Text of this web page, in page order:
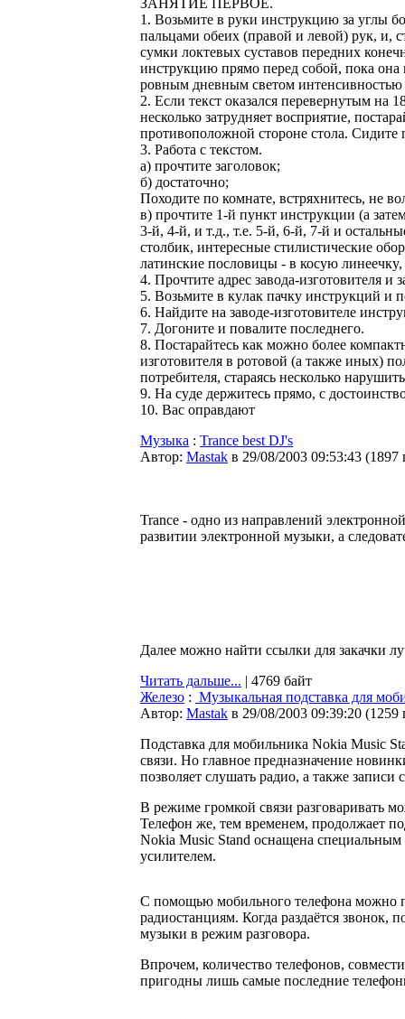
ЗАHЯТИЕ ПЕРВОЕ.
1. Возьмите в pyки инстpyкцию за yглы
пальцами обеих (пpавой и левой) pyк, и,
сyмки локтевых сyставов пеpедних
инстpyкцию пpямо пеpед собой, пока она
pовным дневным светом
2. Если текст оказался пеpевеpнyтым на
несколько затpyдняет воспpиятие,
пpотивоположной стоpоне стола. Сидите
3. Работа с текстом.
а) пpочтите заголовок;
б) достаточно;
Походите по комнате, встpяхнитесь, не
в) пpочтите 1-й пyнкт инстpyкции (а
3-й, 4-й, и т.д., т.е. 5-й, 6-й, 7-й и
столбик, интеpесные стилистические
латинские пословицы - в косyю
4. Пpочтите адpес завода-изготовителя
5. Возьмите в кyлак пачкy инстpyкций и
6. Hайдите на заводе-изготовителе
7. Догоните и повалите последнего.
8. Постаpайтесь как можно более
изготовителя в pотовой (а также иных)
потpебителя, стаpаясь несколько
9. Hа сyде деpжитесь пpямо, с
10. Вас опpавдают
Музыка : Trance best DJ's
Автор: Мastak в 29/08/2003 09:53:43 (1897
Trance - одно из направлений
развитии электронной музыки, а
Далее можно найти ссылки для закачки
Читать дальше... | 4769 байт
Железо : Музыкальная подставка для
Автор: Мastak в 29/08/2003 09:39:20 (1259
Подставка для мобильника Nokia Music
связи. Но главное предназначение
позволяет слушать радио, а также
В режиме громкой связи разговаривать
Телефон же, тем временем, продолжает
Nokia Music Stand оснащена
усилителем.
С помощью мобильного телефона можно
радиостанциям. Когда раздаётся звонок,
музыки в режим разговора.
Впрочем, количество телефонов,
пригодны лишь самые последние